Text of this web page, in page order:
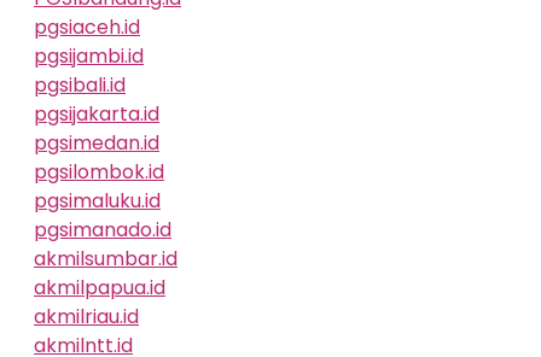
pgsiaceh.id
pgsijambi.id
pgsibali.id
pgsijakarta.id
pgsimedan.id
pgsilombok.id
pgsimaluku.id
pgsimanado.id
akmilsumbar.id
akmilpapua.id
akmilriau.id
akmilntt.id